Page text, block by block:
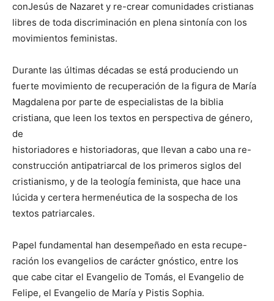
conJesús de Nazaret y re-crear comunidades cristianas
libres de toda discriminación en plena sintonía con los
movimientos feministas.
Durante las últimas décadas se está produciendo un
fuerte movimiento de recuperación de la figura de María
Magdalena por parte de especialistas de la biblia
cristiana, que leen los textos en perspectiva de género,
de
historiadores e historiadoras, que llevan a cabo una re-
construcción antipatriarcal de los primeros siglos del
cristianismo, y de la teología feminista, que hace una
lúcida y certera hermenéutica de la sospecha de los
textos patriarcales.
Papel fundamental han desempeñado en esta recupe-
ración los evangelios de carácter gnóstico, entre los
que cabe citar el Evangelio de Tomás, el Evangelio de
Felipe, el Evangelio de María y Pistis Sophia.